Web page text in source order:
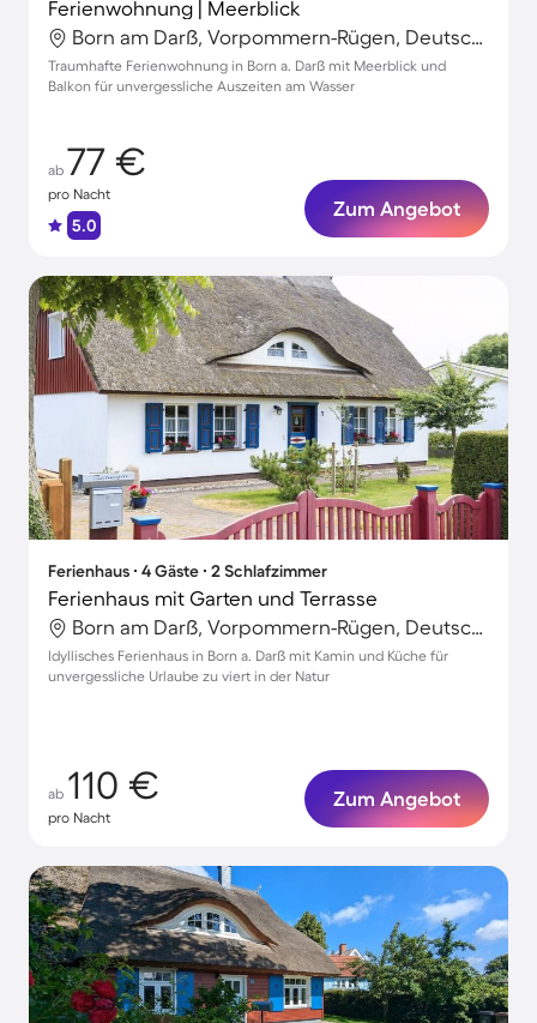
Ferienwohnung | Meerblick
Born am Darß, Vorpommern-Rügen, Deutschland
Traumhafte Ferienwohnung in Born a. Darß mit Meerblick und
Balkon für unvergessliche Auszeiten am Wasser
ab 77 €
pro Nacht
5.0
Zum Angebot
Ferienhaus ∙ 4 Gäste ∙ 2 Schlafzimmer
Ferienhaus mit Garten und Terrasse
Born am Darß, Vorpommern-Rügen, Deutschland
Idyllisches Ferienhaus in Born a. Darß mit Kamin und Küche für
unvergessliche Urlaube zu viert in der Natur
ab 110 €
pro Nacht
Zum Angebot